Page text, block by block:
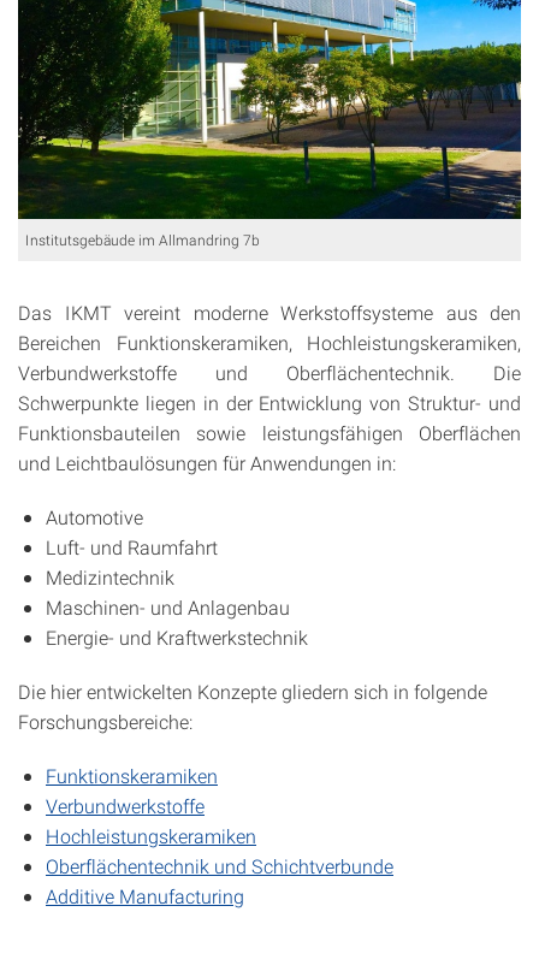
Institutsgebäude im Allmandring 7b
Das IKMT vereint moderne Werkstoffsysteme aus den
Bereichen Funktionskeramiken, Hochleistungskeramiken,
Verbundwerkstoffe und Oberflächentechnik. Die
Schwerpunkte liegen in der Entwicklung von Struktur- und
Funktionsbauteilen sowie leistungsfähigen Oberflächen
und Leichtbaulösungen für Anwendungen in:
Automotive
Luft- und Raumfahrt
Medizintechnik
Maschinen- und Anlagenbau
Energie- und Kraftwerkstechnik
Die hier entwickelten Konzepte gliedern sich in folgende
Forschungsbereiche:
Funktionskeramiken
Verbundwerkstoffe
Hochleistungskeramiken
Oberflächentechnik und Schichtverbunde
Additive Manufacturing